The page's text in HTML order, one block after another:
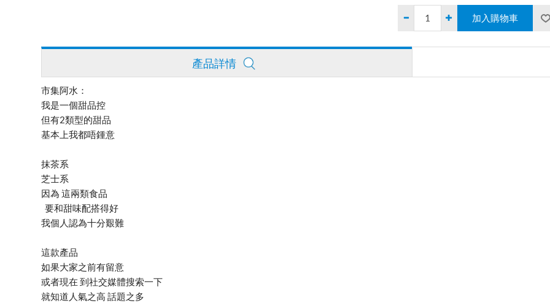
產品詳情
市集阿水：
我是一個甜品控
但有2類型的甜品
基本上我都唔鍾意
抹茶系
芝士系
因為 這兩類食品
要和甜味配搭得好
我個人認為十分艱難
這款產品
如果大家之前有留意
或者現在 到社交媒體搜索一下
就知道人氣之高 話題之多